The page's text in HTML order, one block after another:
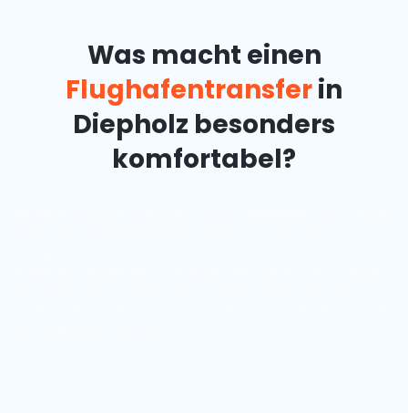
Was macht einen
Flughafentransferin
Diepholz besonders
komfortabel?